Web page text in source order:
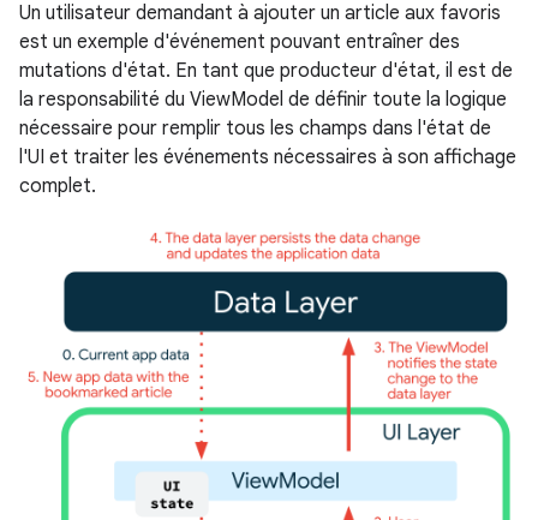
Un utilisateur demandant à ajouter un article aux favoris
est un exemple d'événement pouvant entraîner des
mutations d'état. En tant que producteur d'état, il est de
la responsabilité du ViewModel de définir toute la logique
nécessaire pour remplir tous les champs dans l'état de
l'UI et traiter les événements nécessaires à son affichage
complet.